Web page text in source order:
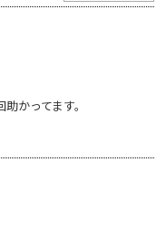
かってます。